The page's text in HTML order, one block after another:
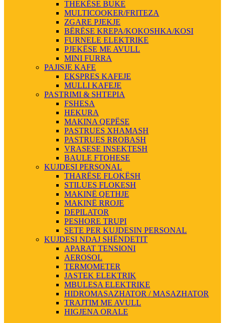
THEKËSE BUKE
MULTICOOKER/FRITEZA
ZGARE PJEKJE
BËRËSE KREPA/KOKOSHKA/KOSI
FURNELE ELEKTRIKE
PJEKËSE ME AVULL
MINI FURRA
PAJISJE KAFE
EKSPRES KAFEJE
MULLI KAFEJE
PASTRIMI & SHTEPIA
FSHESA
HEKURA
MAKINA QEPËSE
PASTRUES XHAMASH
PASTRUES RROBASH
VRASESE INSEKTESH
BAULE FTOHESE
KUJDESI PERSONAL
THARËSE FLOKËSH
STILUES FLOKESH
MAKINË QETHJE
MAKINË RROJE
DEPILATOR
PESHORE TRUPI
SETE PER KUJDESIN PERSONAL
KUJDESI NDAJ SHËNDETIT
APARAT TENSIONI
AEROSOL
TERMOMETER
JASTEK ELEKTRIK
MBULESA ELEKTRIKE
HIDROMASAZHATOR / MASAZHATOR
TRAJTIM ME AVULL
HIGJENA ORALE